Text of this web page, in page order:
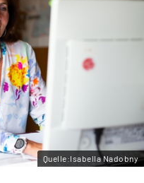
Quelle:Isabella Nadobny